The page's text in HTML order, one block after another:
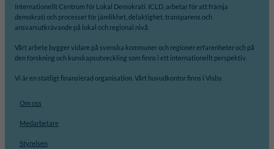
Internationellt Centrum för Lokal Demokrati, ICLD, arbetar för att främja
demokrati och processer för jämlikhet, delaktighet, transparens och
ansvarsutkrävande på lokal och regional nivå.
Vårt arbete bygger vidare på svenska kommuner och regioner erfarenheter och på
den forskning och kunskapsutveckling som finns i ett internationellt perspektiv.
Vi är en statligt finansierad organisation. Vårt huvudkontor finns i Visby.
Om oss
Medarbetare
Styrelsen